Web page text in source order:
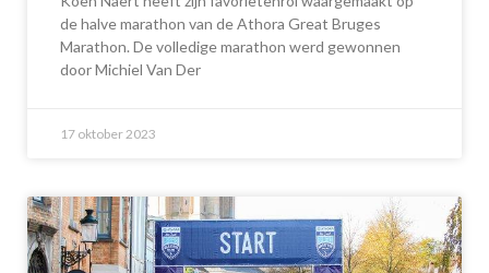
de halve marathon van de Athora Great Bruges
Marathon. De volledige marathon werd gewonnen
door Michiel Van Der
17 oktober 2023